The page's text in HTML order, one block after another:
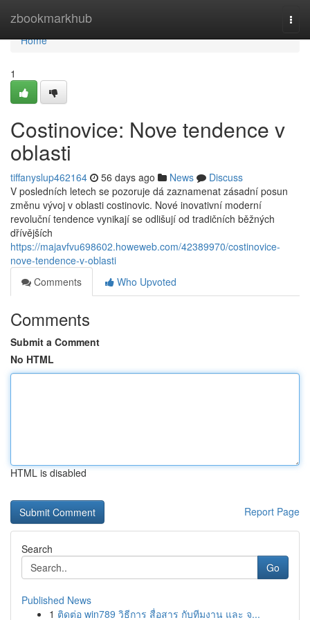
zbookmarkhub
Home
Home
1
Costinovice: Nove tendence v
oblasti
tiffanyslup462164 56 days ago News
Discuss
V posledních letech se pozoruje dá zaznamenat zásadní posun
změnu vývoj v oblasti costinovic. Nové inovativní moderní
revoluční tendence vynikají se odlišují od tradičních běžných
dřívějších
https://majavfvu698602.howeweb.com/42389970/costinovice-
nove-tendence-v-oblasti
Comments
Who Upvoted
Comments
Submit a Comment
No HTML
HTML is disabled
Report Page
Search
Go
Published News
1 ติดต่อ win789 วิธีการ สื่อสาร กับทีมงาน และ จ...